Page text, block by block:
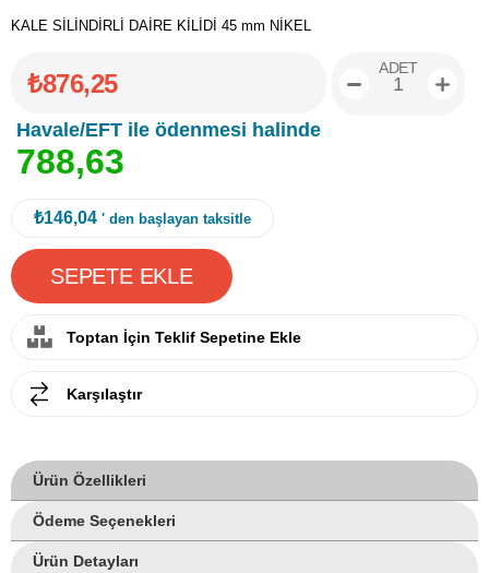
KALE SİLİNDİRLİ DAİRE KİLİDİ 45 mm NİKEL
₺876,25
Havale/EFT ile ödenmesi halinde
788,63
ADET
₺146,04 ' den başlayan taksitle
Toptan İçin Teklif Sepetine Ekle
Karşılaştır
Ürün Özellikleri
Ödeme Seçenekleri
Ürün Detayları